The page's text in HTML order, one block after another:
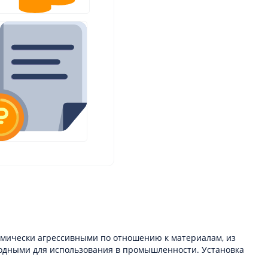
агрессивными по отношению к материалам, из
для использования в промышленности. Установка